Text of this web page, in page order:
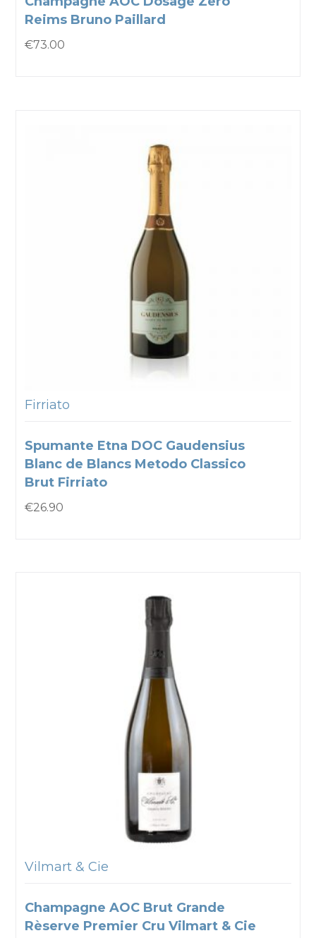
Reims Bruno Paillard
€73.00
Firriato
Spumante Etna DOC Gaudensius
Blanc de Blancs Metodo Classico
Brut Firriato
€26.90
Vilmart & Cie
Champagne AOC Brut Grande
Rèserve Premier Cru Vilmart & Cie